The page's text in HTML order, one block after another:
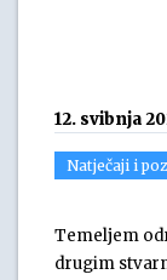
12. svibnja
Natječaji i
Temeljem
drugim